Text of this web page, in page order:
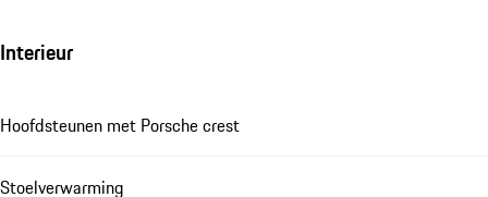
Interieur
Hoofdsteunen met Porsche crest
Stoelverwarming